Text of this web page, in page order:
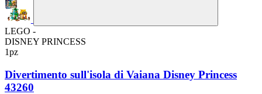
LEGO -
DISNEY PRINCESS
1pz
Divertimento sull'isola di Vaiana Disney Princess
43260